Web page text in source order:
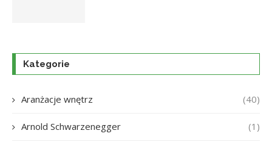
Kategorie
Aranżacje wnętrz (40)
Arnold Schwarzenegger (1)